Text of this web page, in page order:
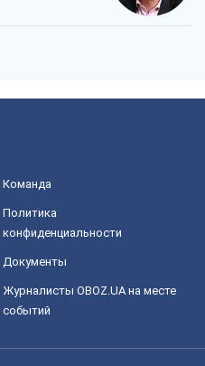
Команда
Политика
конфиденциальности
Документы
Журналисты OBOZ.UA на месте
событий